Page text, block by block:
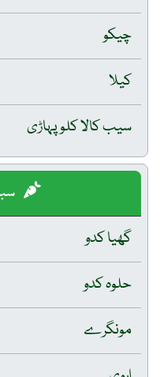
چیکو
کیلا
سیب کالا کلو پہاڑی
گھیا کدو
حلوہ کدو
مونگرے